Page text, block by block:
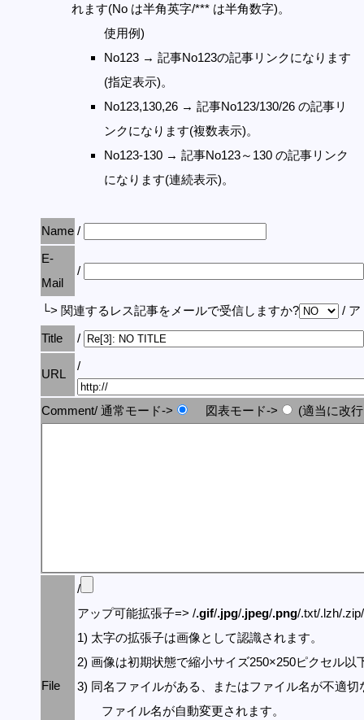
れます(No は半角英字/*** は半角数字)。
使用例)
No123 → 記事No123の記事リンクになります
(指定表示)。
No123,130,26 → 記事No123/130/26 の記事リ
ンクになります(複数表示)。
No123-130 → 記事No123～130 の記事リンク
になります(連続表示)。
Name /
E-
Mail
/
└> 関連するレス記事をメールで受信しますか?
/ ア
Title
/
URL
/
Comment/ 通常モード-> 図表モード-> (適当に改
File
/
アップ可能拡張子=> /.gif/.jpg/.jpeg/.png/.txt/.lzh/
1) 太字の拡張子は画像として認識されます。
2) 画像は初期状態で縮小サイズ250×250ピクセル以
3) 同名ファイルがある、またはファイル名が不適切
ファイル名が自動変更されます。